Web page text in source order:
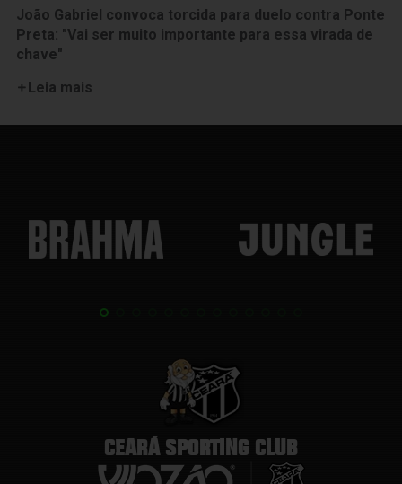
João Gabriel convoca torcida para duelo contra Ponte
Preta: "Vai ser muito importante para essa virada de
chave"
Leia mais
CEARÁ SPORTING CLUB